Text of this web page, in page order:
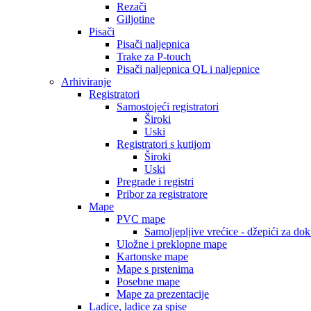
Rezači
Giljotine
Pisači
Pisači naljepnica
Trake za P-touch
Pisači naljepnica QL i naljepnice
Arhiviranje
Registratori
Samostojeći registratori
Široki
Uski
Registratori s kutijom
Široki
Uski
Pregrade i registri
Pribor za registratore
Mape
PVC mape
Samoljepljive vrećice - džepići za
Uložne i preklopne mape
Kartonske mape
Mape s prstenima
Posebne mape
Mape za prezentacije
Ladice, ladice za spise